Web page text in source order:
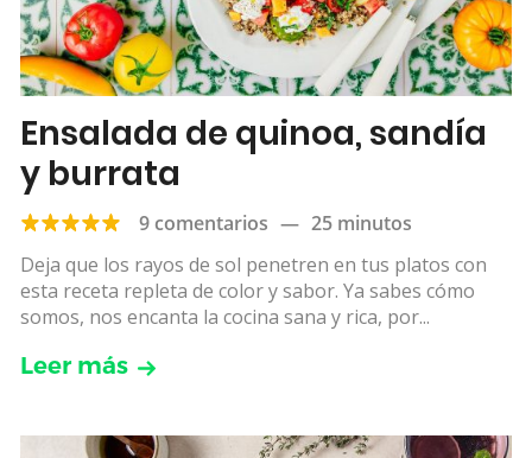
Ensalada de quinoa, sandía
y burrata
9 comentarios — 25 minutos
Deja que los rayos de sol penetren en tus platos con
esta receta repleta de color y sabor. Ya sabes cómo
somos, nos encanta la cocina sana y rica, por...
Leer más